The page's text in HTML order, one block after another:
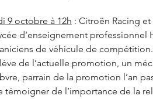
9 octobre à 12h : Citroën Racing
d’enseignement professionnel
de véhicule de
de l’actuelle promotion, un
parrain de la promotion l’an
témoigner de l’importance de la